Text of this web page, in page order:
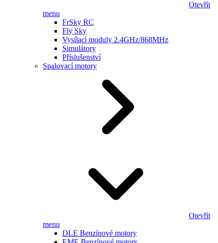
Otevřít
menu
FrSky RC
Fly Sky
Vysílací moduly 2.4GHz/868MHz
Simulátory
Příslušenství
Spalovací motory
Otevřít
menu
DLE Benzínové motory